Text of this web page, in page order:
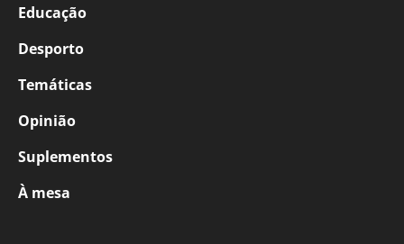
Educação
Desporto
Temáticas
Opinião
Suplementos
À mesa